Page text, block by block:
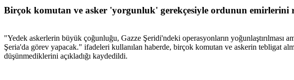
Birçok komutan ve asker 'yorgunluk' gerekçesiyle ordunun emirlerini
"Yedek askerlerin büyük çoğunluğu, Gazze Şeridi'ndeki operasyonların yoğunlaştırılması
Şeria'da görev yapacak." ifadeleri kullanılan haberde, birçok komutan ve askerin tebligat
düşünmediklerini açıkladığı kaydedildi.